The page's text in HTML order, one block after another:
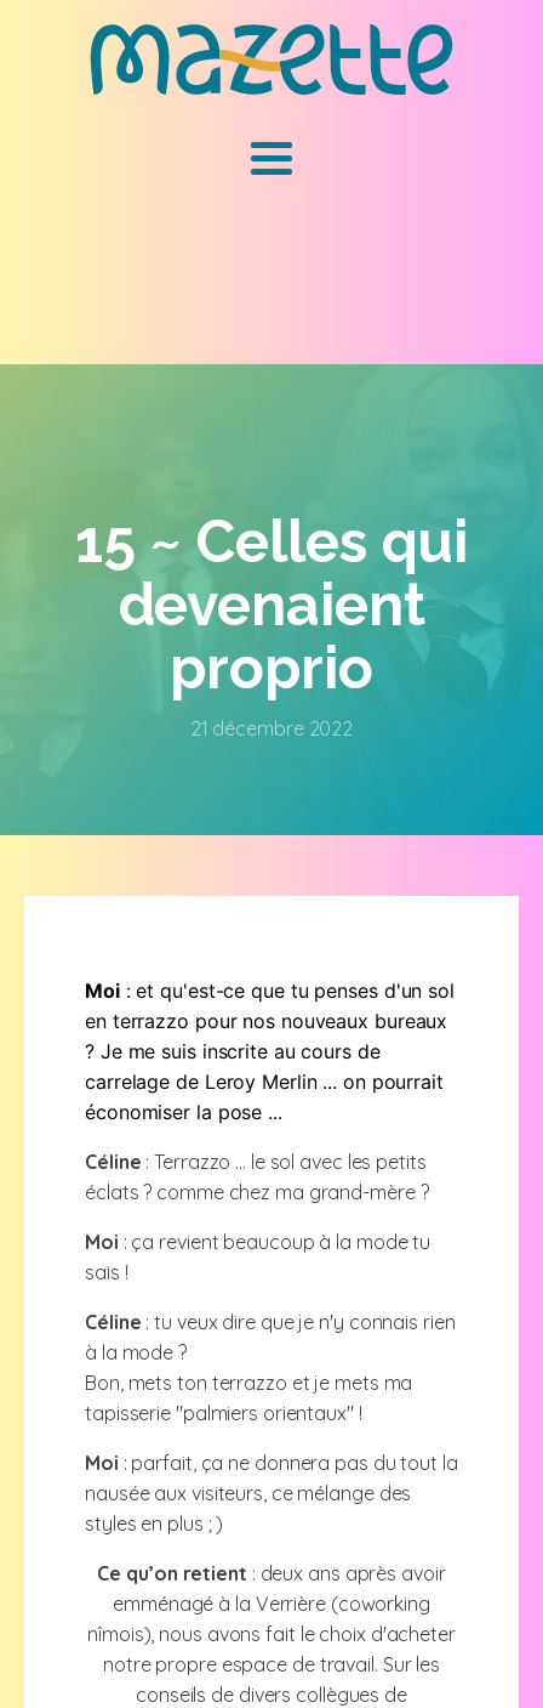
15 ~ Celles qui
devenaient
proprio
21 décembre 2022
Moi: et qu'est-ce que tu penses d'un sol
en terrazzo pour nos nouveaux bureaux
? Je me suis inscrite au cours de
carrelage de Leroy Merlin ... on pourrait
économiser la pose ...
Céline : Terrazzo ... le sol avec les petits
éclats ? comme chez ma grand-mère ?
Moi : ça revient beaucoup à la mode tu
sais !
Céline : tu veux dire que je n'y connais rien
à la mode ?
Bon, mets ton terrazzo et je mets ma
tapisserie "palmiers orientaux" !
Moi : parfait, ça ne donnera pas du tout la
nausée aux visiteurs, ce mélange des
styles en plus ; )
Ce qu’on retient : deux ans après avoir
emménagé à la Verrière (coworking
nîmois), nous avons fait le choix d'acheter
notre propre espace de travail. Sur les
conseils de divers collègues de